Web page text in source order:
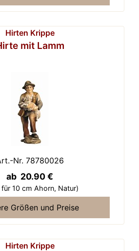
Hirten Krippe
mit Lamm
Nr. 78780026
ab 20.90 €
für 10 cm Ahorn, Natur)
Größen und Preise
Hirten Krippe